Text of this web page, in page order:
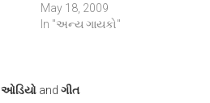
May 18, 2009
In "અન્ય ગાયકો"
ઓડિયોand ગીત